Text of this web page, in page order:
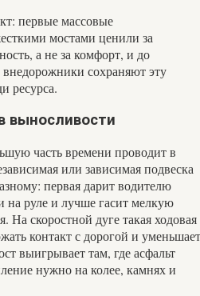
первые массовые
мостами ценили за
а не за комфорт, и до
сохраняют эту
ресурса.
выносливости
часть времени проводит в
или зависимая подвеска
первая дарит водителю
на руле и лучше гасит мелкую
На скоростной дуге такая ходовая
контакт с дорогой и уменьшает
выигрывает там, где асфальт
нужно на колее, камнях и